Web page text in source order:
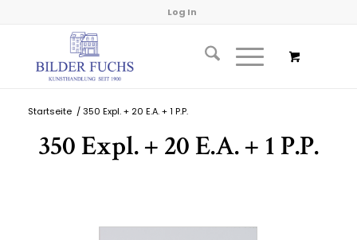
Log In
Startseite / 350 Expl. + 20 E.A. + 1 P.P.
350 Expl. + 20 E.A. + 1 P.P.